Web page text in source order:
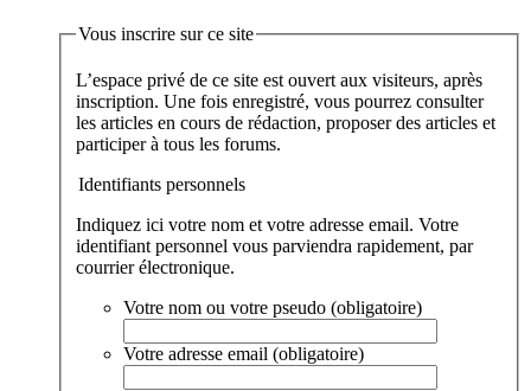
Vous inscrire sur ce site
L’espace privé de ce site est ouvert aux visiteurs, après
inscription. Une fois enregistré, vous pourrez consulter
les articles en cours de rédaction, proposer des articles et
participer à tous les forums.
Identifiants personnels
Indiquez ici votre nom et votre adresse email. Votre
identifiant personnel vous parviendra rapidement, par
courrier électronique.
Votre nom ou votre pseudo (obligatoire)
Votre adresse email (obligatoire)